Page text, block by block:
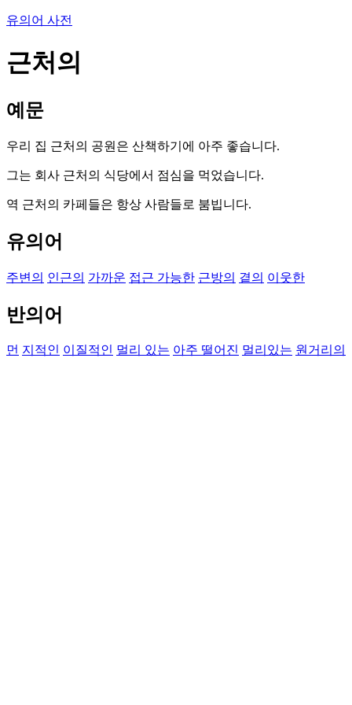
유의어 사전
근처의
예문
우리 집 근처의 공원은 산책하기에 아주 좋습니다.
그는 회사 근처의 식당에서 점심을 먹었습니다.
역 근처의 카페들은 항상 사람들로 붐빕니다.
유의어
주변의 인근의 가까운 접근 가능한 근방의 곁의 이웃한
반의어
먼 지적인 이질적인 멀리 있는 아주 떨어진 멀리있는 원거리의